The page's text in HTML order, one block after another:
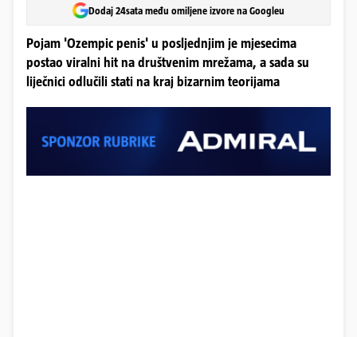
Dodaj 24sata među omiljene izvore na Googleu
Pojam 'Ozempic penis' u posljednjim je mjesecima
postao viralni hit na društvenim mrežama, a sada su
liječnici odlučili stati na kraj bizarnim teorijama